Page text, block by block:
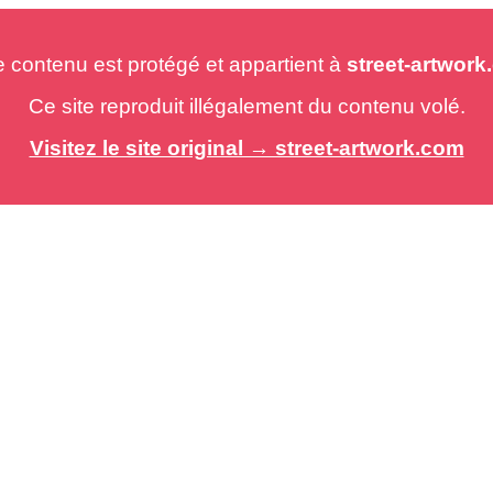
est protégé et appartient à street-
Ce site reproduit illégalement du contenu volé.
Visitez le site original → street-artwork.com